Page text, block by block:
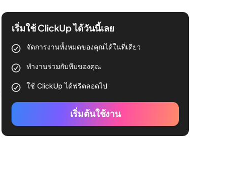
เริ่มใช้ ClickUp ได้วันนี้เลย
จัดการงานทั้งหมดของคุณได้ในที่เดียว
ทำงานร่วมกับทีมของคุณ
ใช้ ClickUp ได้ฟรีตลอดไป
เริ่มต้นใช้งาน